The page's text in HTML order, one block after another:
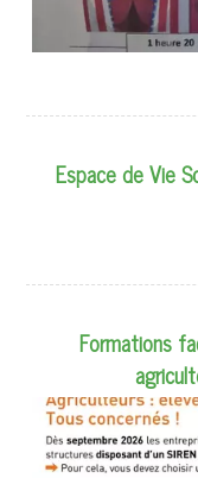
Espace de Vie
Formations